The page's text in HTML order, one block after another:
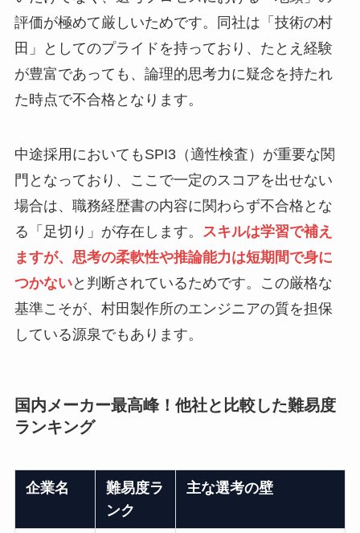
評価が極めて厳しいためです。同社は「技術の村
田」としてのプライドを持っており、たとえ経験
が豊富であっても、論理的思考力に疑念を持たれ
た時点で不合格となります。
中途採用においてもSPI3（適性検査）が重要な関
門となっており、ここで一定のスコアを出せない
場合は、職務経歴書の内容に関わらず不合格とな
る「足切り」が存在します。
スキルは学習で補え
ますが、思考の柔軟性や推論能力は短期間で身に
つかないと判断されているためです。この厳格な
基準こそが、村田製作所のエンジニアの質を担保
している源泉でもあります。
国内メーカー最高峰！他社と比較した難易度
ランキング
企業名
難易度ラ
ンク
主な選考の壁